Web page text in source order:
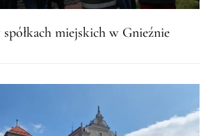
miejskich w Gnieźnie